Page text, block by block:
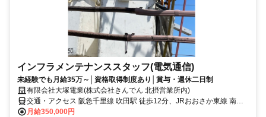
インフラメンテナンススタッフ(電気通信)
未経験でも月給35万～│資格取得制度あり│賞与・週休二日制
有限会社大塚電業(株式会社きんでん 北摂営業所内)
交通・アクセス 阪急千里線 吹田駅 徒歩12分、JRおおさか東線 南吹
田駅 徒歩17分、吹田営業所前停留所 徒歩2分
月給350,000円